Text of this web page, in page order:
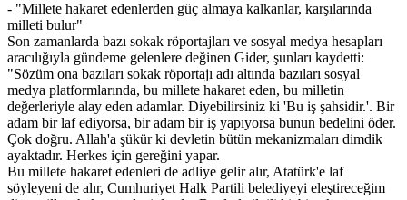
- "Millete hakaret edenlerden güç almaya kalkanlar, karşılarında
milleti bulur"
Son zamanlarda bazı sokak röportajları ve sosyal medya hesapları
aracılığıyla gündeme gelenlere değinen Gider, şunları kaydetti:
"Sözüm ona bazıları sokak röportajı adı altında bazıları sosyal
medya platformlarında, bu millete hakaret eden, bu milletin
değerleriyle alay eden adamlar. Diyebilirsiniz ki 'Bu iş şahsidir.'. Bir
adam bir laf ediyorsa, bir adam bir iş yapıyorsa bunun bedelini öder.
Çok doğru. Allah'a şükür ki devletin bütün mekanizmaları dimdik
ayaktadır. Herkes için gereğini yapar.
Bu millete hakaret edenleri de adliye gelir alır, Atatürk'e laf
söyleyeni de alır, Cumhuriyet Halk Partili belediyeyi eleştireceğim